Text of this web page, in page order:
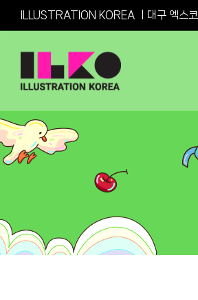
ILLUSTRATION KOREA ㅣ 대구 엑스코